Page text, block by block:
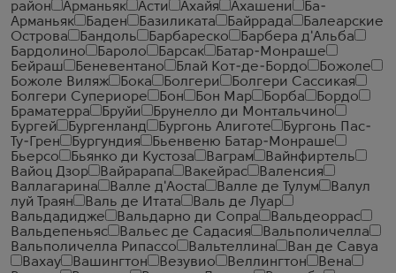
район
Арманьяк Асти Ахайя Ахашени
Ба-
Арманьяк
Баден Базиликата Байррада
Балеарские
Острова
Бандоль Барбареско
Барбера д'Альба
Бардолино
Бароло Барсак
Батар-Монраше
Бейраш
Беневентано Блай Кот-де-Бордо
Божоле
Божоле Виляж
Бока Болгери
Болгери Сассикая
Болгери Супериоре
Бон Бон Мар Борба
Бордо
Браматерра
Бруйи
Брунелло ди Монтальчино
Бургей
Бургенланд Бургонь Алиготе
Бургонь Пас-
Ту-Грен
Бургундия
Бьенвеню Батар-Монраше
Бьерсо
Бьянко ди Кустоза Ваграм
Вайнфиртель
Вайоц Дзор
Вайрарапа Вакейрас
Валенсия
Валлагарина
Валле д'Аоста Валле де Тулум
Валул
луй Траян
Валь де Итата
Валь де Луар
Вальдадидже
Вальдарно ди Сопра
Вальдеоррас
Вальдепеньяс
Вальес де Садасия
Вальполичелла
Вальполичелла Рипассо
Вальтеллина
Ван де Савуа
Вахау
Вашингтон Везувио Веллингтон
Вена